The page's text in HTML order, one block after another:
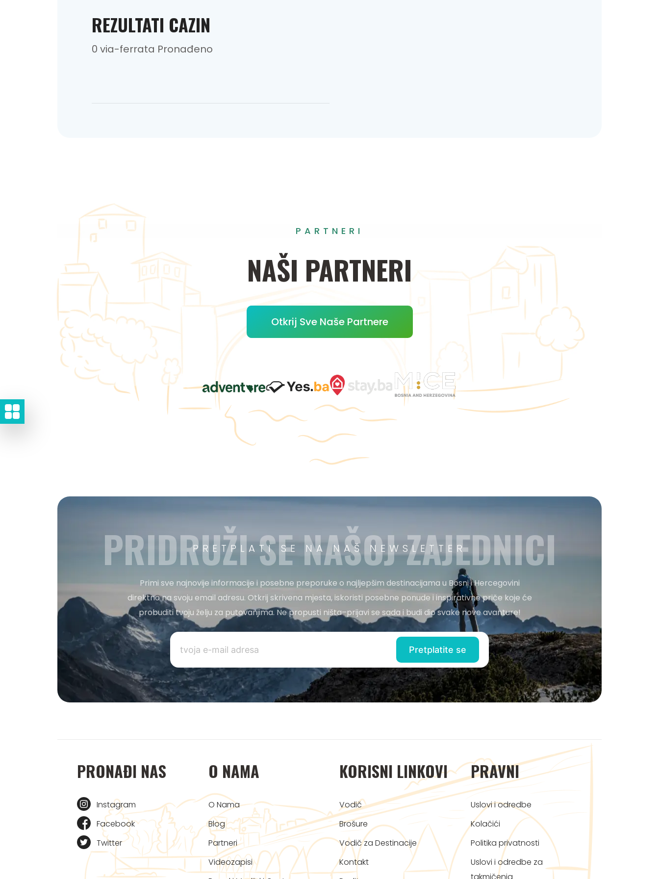
REZULTATI CAZIN
0 via-ferrata Pronađeno
PARTNERI
NAŠI PARTNERI
Otkrij Sve Naše Partnere
PRETPLATI SE NA NAŠ NEWSLETTER
PRIDRUŽI SE NAŠOJ ZAJEDNICI
Primi sve najnovije informacije i posebne preporuke o najljepšim destinacijama u Bosni i Hercegovini
direktno na svoju email adresu. Otkrij skrivena mjesta, iskoristi posebne ponude i inspirativne priče koje će
probuditi tvoju želju za putovanjima. Ne propusti ništa–prijavi se sada i budi dio svake nove avanture!
PRONAĐI NAS
Instagram
Facebook
Twitter
O NAMA
O Nama
Blog
Partneri
Videozapisi
KORISNI LINKOVI
Vodič
Brošure
Vodič za Destinacije
Kontakt
PRAVNI
Uslovi i odredbe
Kolačići
Politika privatnosti
Uslovi i odredbe za
takmičenja